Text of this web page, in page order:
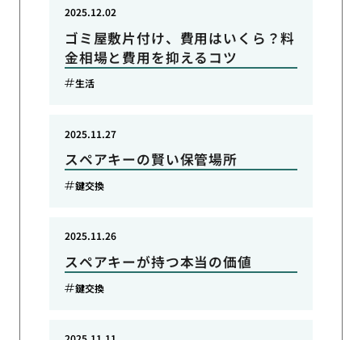
ゴミ屋敷片付け、費用はいくら？料
金相場と費用を抑えるコツ
2025.12.02
生活
スペアキーの賢い保管場所
2025.11.27
鍵交換
スペアキーが持つ本当の価値
2025.11.26
鍵交換